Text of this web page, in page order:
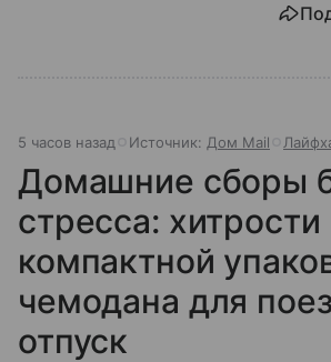
5 часов назад Источник: Дом Mail
Домашние сборы
стресса: хитрости
компактной
чемодана для
отпуск